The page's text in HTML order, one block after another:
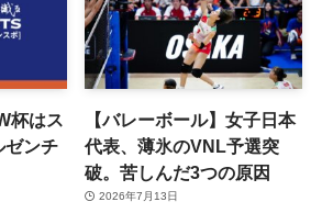
杯はス
ゼンチ
【バレーボール】女子日本
代表、薄氷のVNL予選突
破。苦しんだ3つの原因
2026年7月13日